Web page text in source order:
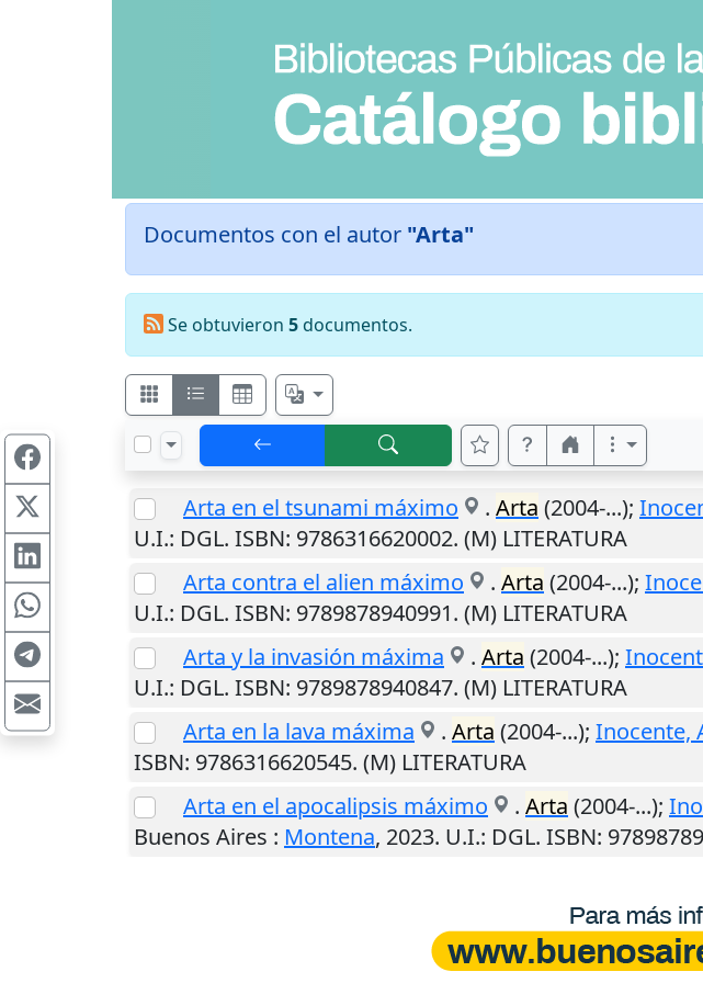
Documentos con el autor "Arta"
Se obtuvieron 5documentos.
Arta en el tsunami máximo . Arta (2004-...);
U.I.: DGL. ISBN: 9786316620002. (M) LITERATURA
Arta contra el alien máximo
. Arta (2004-...);
U.I.: DGL. ISBN: 9789878940991. (M) LITERATURA
Arta y la invasión máxima
. Arta (2004-...);
U.I.: DGL. ISBN: 9789878940847. (M) LITERATURA
Arta en la lava máxima
. Arta (2004-...); Inocente,
ISBN: 9786316620545. (M) LITERATURA
Arta en el apocalipsis máximo
. Arta (2004-...);
Buenos Aires : Montena, 2023. U.I.: DGL. ISBN: